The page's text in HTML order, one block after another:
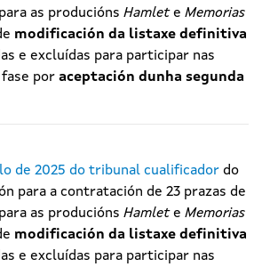
as producións Hamlete Memorias
modificación da listaxe definitiva
e excluídas para participar nas
por aceptación dunha segunda
de 2025 do tribunal cualificador do
para a contratación de 23 prazas de
as producións Hamlete Memorias
modificación da listaxe definitiva
e excluídas para participar nas